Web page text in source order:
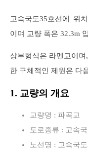
고속국도35호선에 위
이며 교량 폭은 32.3m
상부형식은 라멘교이
한 구체적인 제원은 다
1. 교량의 개요
교량명 : 파곡교
도로종류 : 고속
노선명 : 고속국